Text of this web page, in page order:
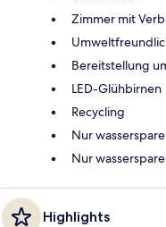
Zimmer mit
Bereitstellung
LED-Glühbirnen
Recycling
Nur
Nur
Highlights